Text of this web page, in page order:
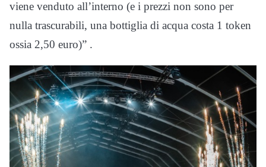
viene venduto all’interno (e i prezzi non sono per
nulla trascurabili, una bottiglia di acqua costa 1 token
ossia 2,50 euro)” .